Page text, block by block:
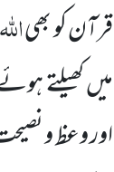
قرآن کو بھی
میں کھیلتے
اور وعظ و